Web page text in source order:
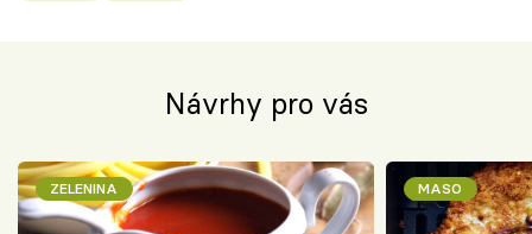
Návrhy pro vás
ZELENINA MASO